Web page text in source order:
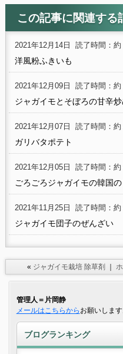
この記事に関連する
2021年12月14日 読了時間：約
洋風粉ふきいも
2021年12月09日 読了時間：約
ジャガイモとそぼろの甘辛炒
2021年12月07日 読了時間：約
ガリバタポテト
2021年12月05日 読了時間：約
ごろごろジャガイモの韓国
2021年11月25日 読了時間：約
ジャガイモ団子のぜんざい
« ジャガイモ栽培 除草剤 ｜
管理人＝片岡静
メールはこちらから お願いします
ブログランキング